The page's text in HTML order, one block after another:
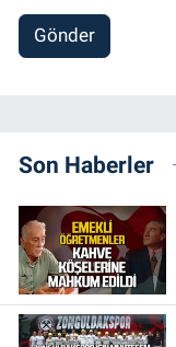
Gönder
Son Haberler